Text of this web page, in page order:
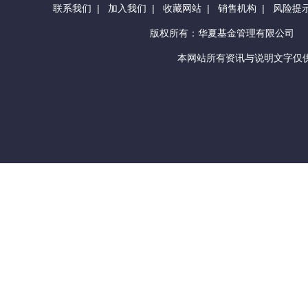
联系我们 | 加入我们 | 收藏网站 | 销售机构 | 风险提
版权所有：华夏基金管理有限公司
本网站所有资讯与说明文字仅